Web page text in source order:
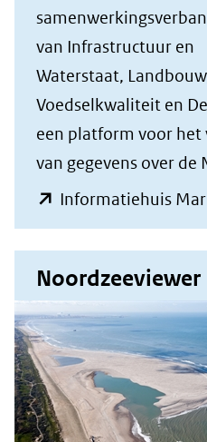
van Infrastructuur en
Waterstaat,
Voedselkwaliteit en
een platform voor het
van gegevens over de
Informatiehuis
Noordzeeviewer